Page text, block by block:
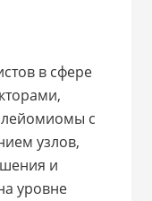
в сфере
с
узлов,
и
уровне